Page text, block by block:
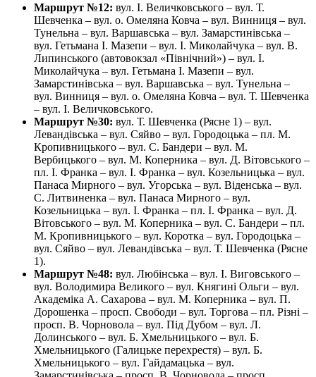
Маршрут №12: вул. І. Величковського – вул. Т.
Шевченка – вул. о. Омеляна Ковча – вул. Винниця – вул.
Тунельна – вул. Варшавська – вул. Замарстинівська –
вул. Гетьмана І. Мазепи – вул. І. Миколайчука – вул. В.
Липинського (автовокзал «Північний») – вул. І.
Миколайчука – вул. Гетьмана І. Мазепи – вул.
Замарстинівська – вул. Варшавська – вул. Тунельна –
вул. Винниця – вул. о. Омеляна Ковча – вул. Т. Шевченка
– вул. І. Величковського.
Маршрут №30: вул. Т. Шевченка (Рясне 1) – вул.
Левандівська – вул. Сяйво – вул. Городоцька – пл. М.
Кропивницького – вул. С. Бандери – вул. М.
Вербицького – вул. М. Коперника – вул. Д. Вітовського –
пл. І. Франка – вул. І. Франка – вул. Козельницька – вул.
Панаса Мирного – вул. Угорська – вул. Віденська – вул.
С. Литвиненка – вул. Панаса Мирного – вул.
Козельницька – вул. І. Франка – пл. І. Франка – вул. Д.
Вітовського – вул. М. Коперника – вул. С. Бандери – пл.
М. Кропивницького – вул. Коротка – вул. Городоцька –
вул. Сяйво – вул. Левандівська – вул. Т. Шевченка (Рясне
1).
Маршрут №48: вул. Любінська – вул. І. Виговського –
вул. Володимира Великого – вул. Княгині Ольги – вул.
Академіка А. Сахарова – вул. М. Коперника – вул. П.
Дорошенка – просп. Свободи – вул. Торгова – пл. Різні –
просп. В. Чорновола – вул. Під Дубом – вул. Л.
Долинського – вул. Б. Хмельницького – вул. Б.
Хмельницького (Галицьке перехрестя) – вул. Б.
Хмельницького – вул. Гайдамацька – вул.